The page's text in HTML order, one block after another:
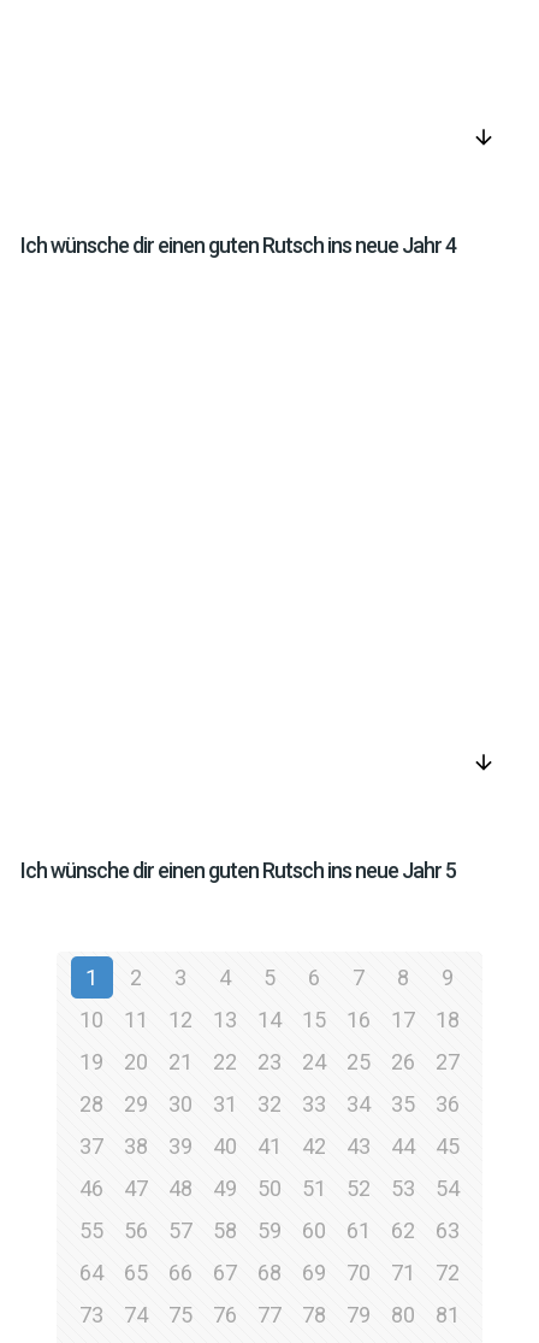
arrow_downward
Ich wünsche dir einen guten Rutsch ins neue Jahr 4
arrow_downward
Ich wünsche dir einen guten Rutsch ins neue Jahr 5
1 2 3 4 5 6 7 8
9
10
11 12 13 14 15 16 17
18
19
20 21 22 23 24 25 26
27
28
29 30 31 32 33 34 35
36
37
38 39 40 41 42 43 44
45
46
47 48 49 50 51 52 53
54
55
56 57 58 59 60 61 62
63
64
65 66 67 68 69 70 71
72
73
74 75 76 77 78 79 80
81